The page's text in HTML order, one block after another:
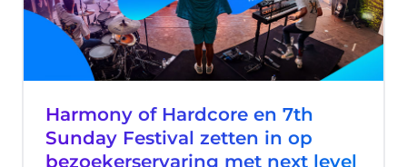
Harmony of Hardcore en 7th
Sunday Festival zetten in op
bezoekerservaring met next level